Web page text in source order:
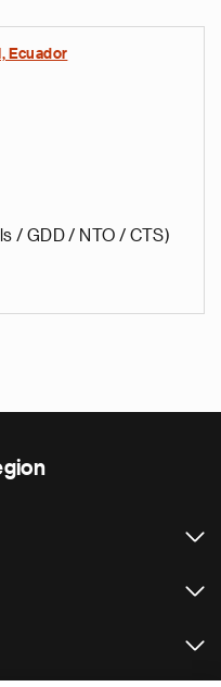
Ecuador
/ GDD / NTO / CTS)